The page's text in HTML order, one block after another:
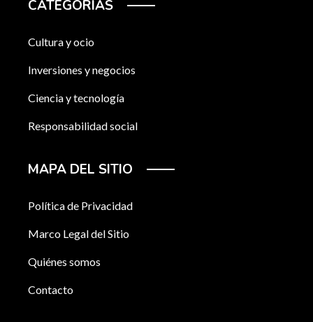
CATEGORÍAS
Cultura y ocio
Inversiones y negocios
Ciencia y tecnología
Responsabilidad social
MAPA DEL SITIO
Política de Privacidad
Marco Legal del Sitio
Quiénes somos
Contacto